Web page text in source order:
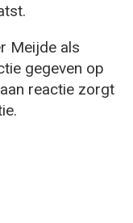
Meijde als
gegeven op
reactie zorgt